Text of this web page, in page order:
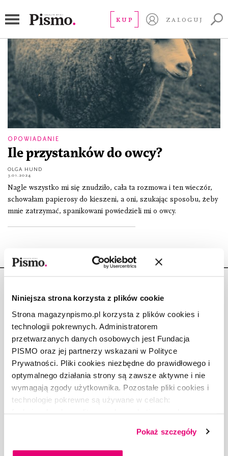
Niniejsza strona korzysta z plików cookie
Strona magazynpismo.pl korzysta z plików cookies i
technologii pokrewnych. Administratorem
przetwarzanych danych osobowych jest Fundacja
PISMO oraz jej partnerzy wskazani w Polityce
Prywatności. Pliki cookies niezbędne do prawidłowego i
optymalnego działania strony są zawsze aktywne i nie
wymagają zgody użytkownika. Pozostałe pliki cookies i
technologie pokrewne są używane w celach:
dobrowolną zgodę na pliki cookies i technologie
pokrewne, zgadzasz się na przechowywanie informacji
Pokaż szczegóły
KUP ZALOGUJ
OPOWIADANIE
Ile przystanków do owcy?
OLGA HUND
3.01.2024
Nagle wszystko mi się znudziło, cała ta rozmowa i ten wieczór,
schowałam papierosy do kieszeni, a oni, szukając sposobu, żeby
mnie zatrzymać, spanikowani powiedzieli mi o owcy.
Copyright © Fundacja Pismo
O „PIŚMIE”
ABOUT PISMO
FACT-CHECKING W „PIŚMIE”